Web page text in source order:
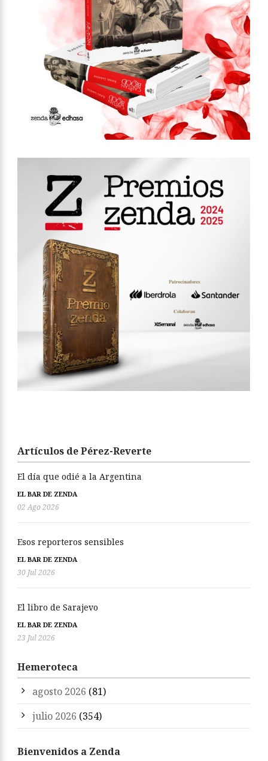
Artículos de Pérez-Reverte
El día que odié a la Argentina
EL BAR DE ZENDA
02 Ago 2026
Esos reporteros sensibles
EL BAR DE ZENDA
30 Jul 2026
El libro de Sarajevo
EL BAR DE ZENDA
23 Jul 2026
Hemeroteca
agosto 2026 (81)
julio 2026 (354)
Bienvenidos a Zenda